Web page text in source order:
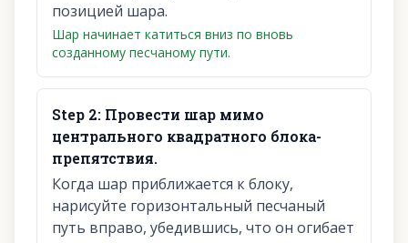
позицией шара.
Шар начинает катиться вниз по вновь
созданному песчаному пути.
Step 2: Провести шар мимо
центрального квадратного блока-
препятствия.
Когда шар приближается к блоку,
нарисуйте горизонтальный песчаный
путь вправо, убедившись, что он огибает